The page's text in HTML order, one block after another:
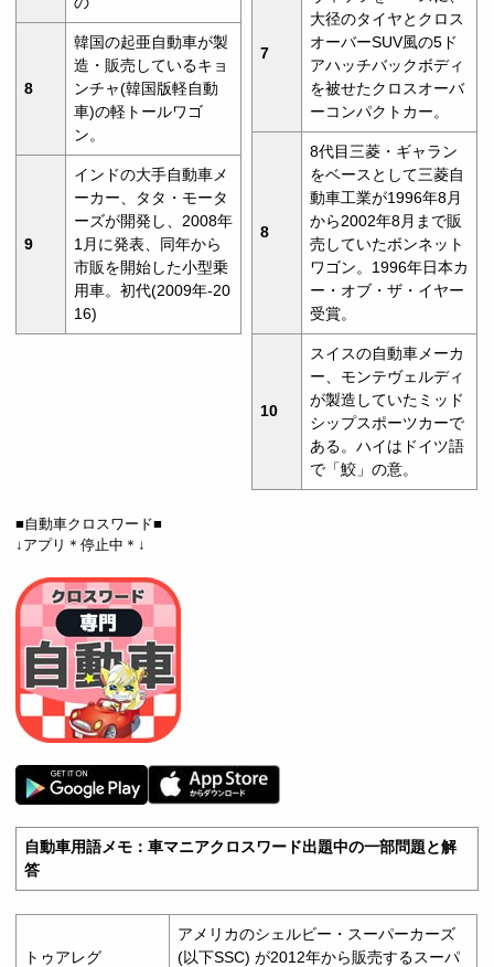
8
韓国の起亜自動車が製
造・販売しているキョ
ンチャ(韓国版軽自動
車)の軽トールワゴ
ン。
9
インドの大手自動車メ
ーカー、タタ・モータ
ーズが開発し、2008年
1月に発表、同年から
市販を開始した小型乗
用車。初代(2009年-20
16)
7
大径のタイヤとクロス
オーバーSUV風の5ド
アハッチバックボディ
を被せたクロスオーバ
ーコンパクトカー。
8
8代目三菱・ギャラン
をベースとして三菱自
動車工業が1996年8月
から2002年8月まで販
売していたボンネット
ワゴン。1996年日本カ
ー・オブ・ザ・イヤー
受賞。
10
スイスの自動車メーカ
ー、モンテヴェルディ
が製造していたミッド
シップスポーツカーで
ある。ハイはドイツ語
で「鮫」の意。
■自動車クロスワード■
↓アプリ＊停止中＊↓
自動車用語メモ：車マニアクロスワード出題中の一部問題と解
答
トゥアレグ
アメリカのシェルビー・スーパーカーズ
(以下SSC) が2012年から販売するスーパ